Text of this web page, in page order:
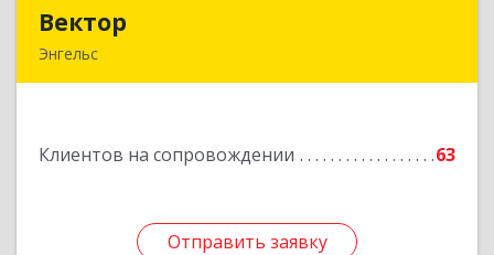
Вектор
Энгельс
Клиентов на сопровождении 63
Отправить заявку
Подробнее
Отправить заявку